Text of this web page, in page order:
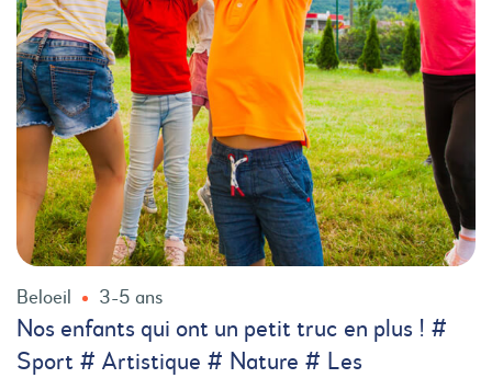
Beloeil 3-5 ans
Nos enfants qui ont un petit truc en plus ! #
Sport # Artistique # Nature # Les